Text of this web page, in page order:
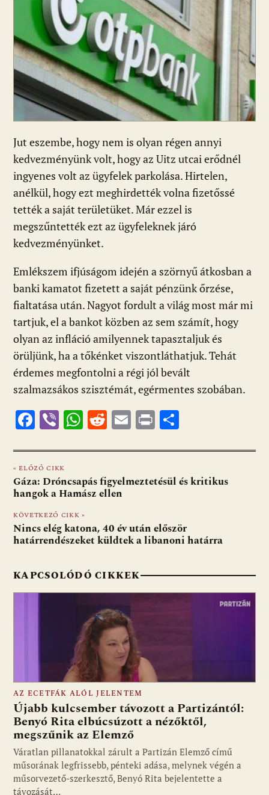
Jut eszembe, hogy nem is olyan régen annyi
kedvezményünk volt, hogy az Uitz utcai erődnél
ingyenes volt az ügyfelek parkolása. Hirtelen,
anélkül, hogy ezt meghirdették volna fizetőssé
tették a saját területüket. Már ezzel is
megszűntették ezt az ügyfeleknek járó
kedvezményünket.
Emlékszem ifjúságom idején a szörnyű átkosban a
banki kamatot fizetett a saját pénzünk őrzése,
fialtatása után. Nagyot fordult a világ most már mi
tartjuk, el a bankot közben az sem számít, hogy
olyan az infláció amilyennek tapasztaljuk és
örüljünk, ha a tőkénket viszontláthatjuk. Tehát
érdemes megfontolni a régi jól bevált
szalmazsákos szisztémát, egérmentes szobában.
F
e
b
o
o
k
Vi
er
W
at
s
A
p
p
R
d
di
t
E
ai
l
Pr
t za
m
« ELŐZŐ CIKK
Gáza: Dróncsapás figyelmeztetésül és kritikus
hangok a Hamász ellen
KÖVETKEZŐ CIKK »
Nincs elég katona, 40 év után először
határrendészeket küldtek a libanoni határra
KAPCSOLÓDÓ CIKKEK
Fotó: media1.hu
AZ ECETFÁK ALÓL JELENTEM
Újabb kulcsember távozott a Partizántól:
Benyó Rita elbúcsúzott a nézőktől,
megszűnik az Elemző
Váratlan pillanatokkal zárult a Partizán Elemző című
műsorának legfrissebb, pénteki adása, melynek végén a
műsorvezető-szerkesztő, Benyó Rita bejelentette a
távozását…